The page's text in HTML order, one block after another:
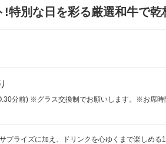
特別な日を彩る厳選和牛で乾
分前) ※グラス交換制でお願いします。※お席
ライズに加え、ドリンクを心ゆくまで楽しめ